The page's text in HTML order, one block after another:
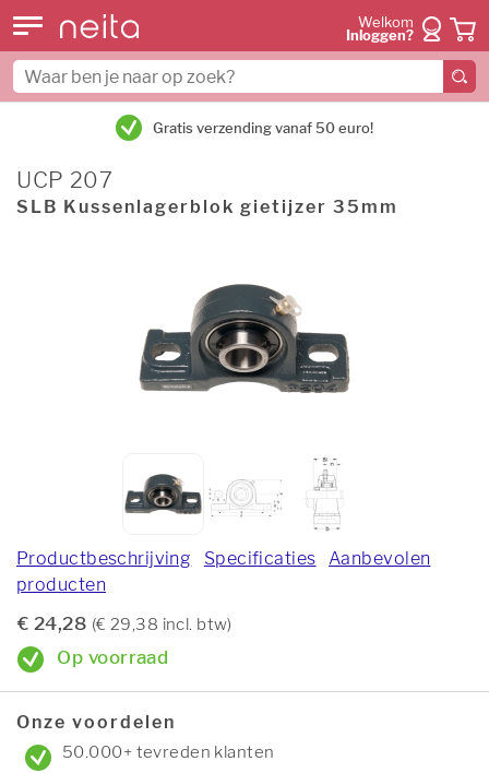
Welkom
Inloggen?
Gratis verzending vanaf 50 euro!
UCP 207
SLB Kussenlagerblok gietijzer 35mm
Productbeschrijving Specificaties
Aanbevolen
producten
€ 24,28 (€ 29,38 incl. btw)
Op voorraad
Onze voordelen
50.000+ tevreden klanten